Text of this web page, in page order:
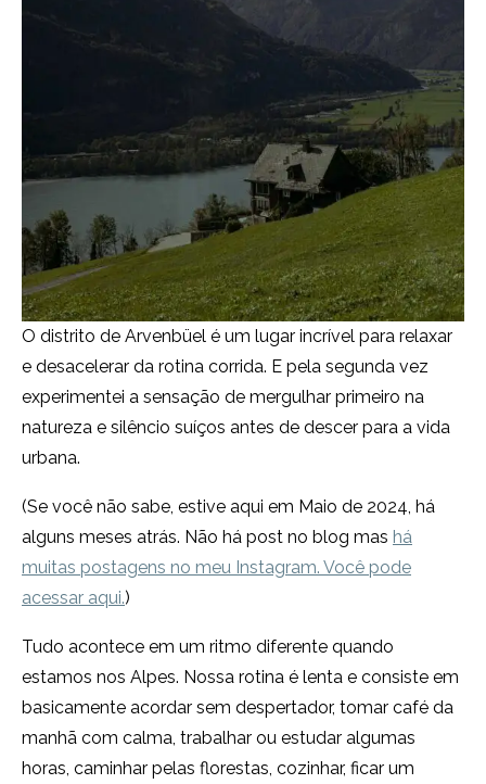
O distrito de Arvenbüel é um lugar incrível para relaxar
e desacelerar da rotina corrida. E pela segunda vez
experimentei a sensação de mergulhar primeiro na
natureza e silêncio suíços antes de descer para a vida
urbana.
(Se você não sabe, estive aqui em Maio de 2024, há
alguns meses atrás. Não há post no blog mas há
muitas postagens no meu Instagram. Você pode
acessar aqui.)
Tudo acontece em um ritmo diferente quando
estamos nos Alpes. Nossa rotina é lenta e consiste em
basicamente acordar sem despertador, tomar café da
manhã com calma, trabalhar ou estudar algumas
horas, caminhar pelas florestas, cozinhar, ficar um